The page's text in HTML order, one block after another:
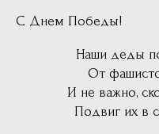
С Днем Победы!
Наши деды
От
И не важно,
Подвиг их в